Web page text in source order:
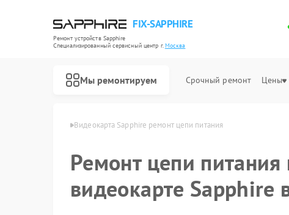
FIX-SAPPHIRE
Ремонт устройств Sapphire
Специализированный cервисный центр г.Москва
Мы ремонтируем Срочный ремонт Цены
Sapphire в Москве Видеокарта Sapphire ремонт цепи питания
Ремонт цепи питания
видеокарте Sapphire